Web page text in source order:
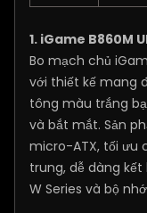
1. iGame B860M
Bo mạch chủ
với thiết kế mang
tông màu trắng
và bắt mắt. Sản
micro-ATX, tối ưu
trung, dễ dàng kết
W Series và bộ nhớ